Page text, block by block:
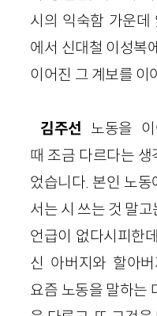
시의 익숙함 가운데
에서 신대철 이성복
이어진 그 계보를 이
김주선 노동을
때 조금 다르다는 생
었습니다. 본인 노동
서는 시 쓰는 것 말고
언급이 없다시피한
신 아버지와 할아
요즘 노동을 말하는